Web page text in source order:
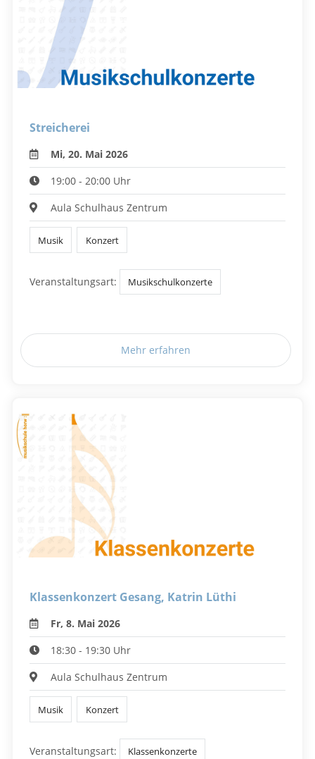
Streicherei
Mi, 20. Mai 2026
19:00 - 20:00 Uhr
Aula Schulhaus Zentrum
Musik Konzert
Veranstaltungsart: Musikschulkonzerte
Mehr erfahren
Klassenkonzert Gesang, Katrin Lüthi
Fr, 8. Mai 2026
18:30 - 19:30 Uhr
Aula Schulhaus Zentrum
Musik Konzert
Veranstaltungsart: Klassenkonzerte